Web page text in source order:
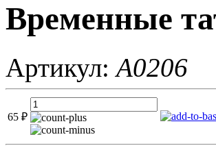
Временные
Артикул:A0206
65 ₽